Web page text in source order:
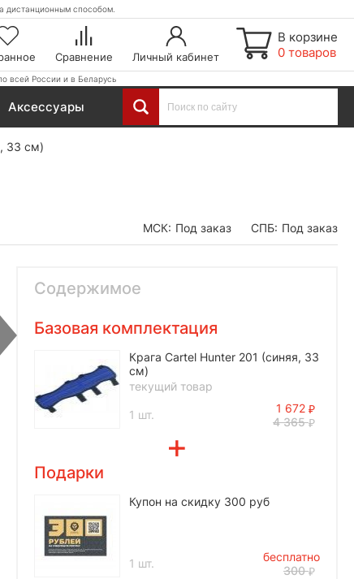
дистанционным способом.
Сравнение Личный кабинет
В корзине
0 товаров
всей России и в Беларусь
Аксессуары
33 см)
МСК: Под заказ СПБ: Под заказ
Содержимое
Базовая комплектация
Крага Cartel Hunter 201 (синяя, 33
см)
текущий товар
1 шт.
1 672
4 365
Подарки
Купон на скидку 300 руб
1 шт.
бесплатно
300